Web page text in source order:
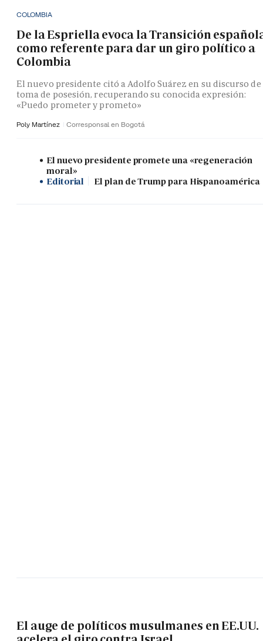
COLOMBIA
De la Espriella evoca la Transición
como referente para dar un giro político a
Colombia
El nuevo presidente citó a Adolfo Suárez en su discurso de
toma de posesión, recuperando su conocida expresión:
«Puedo prometer y prometo»
Poly Martínez Corresponsal en Bogotá
El nuevo presidente promete una «regeneración
moral»
Editorial
El plan de Trump para Hispanoamérica
El auge de políticos musulmanes en EE.UU.